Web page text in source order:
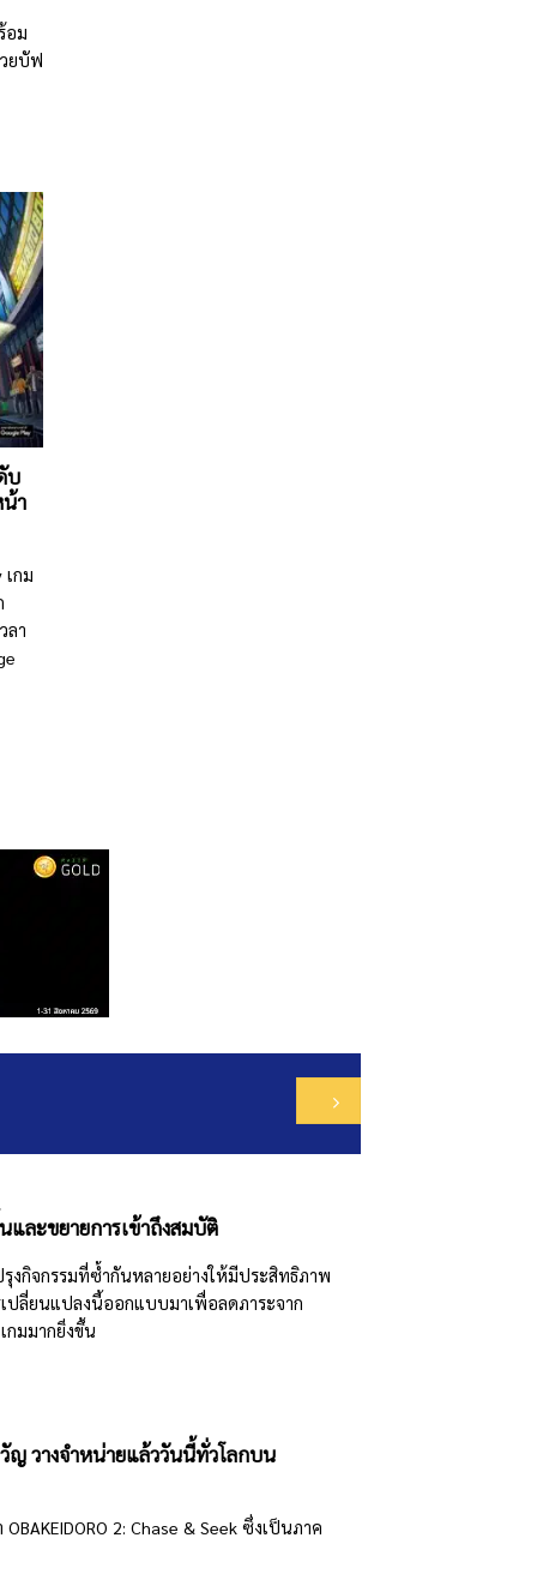
อม
ยบัฟ
บ
น้า
เกม
ลา
ละขยายการเข้าถึงสมบัติ
งกิจกรรมที่ซ้ำกันหลายอย่างให้มีประสิทธิภาพ
ปลี่ยนแปลงนี้ออกแบบมาเพื่อลดภาระจาก
มมากยิ่งขึ้น
วัญ วางจำหน่ายแล้ววันนี้ทั่วโลกบน
2: Chase & Seek ซึ่งเป็นภาค